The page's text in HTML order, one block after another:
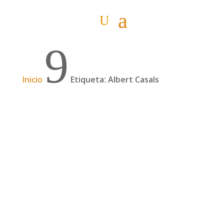
Inicio 9 Etiqueta: Albert Casals